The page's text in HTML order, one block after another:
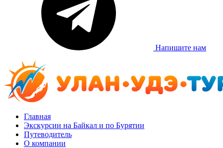
Напишите нам
Главная
Экскурсии на Байкал и по Бурятии
Путеводитель
О компании